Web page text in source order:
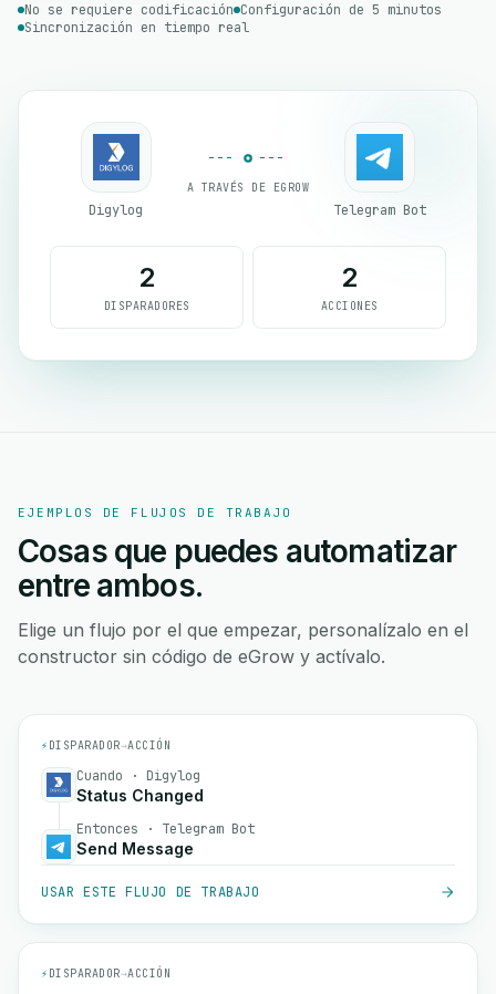
No se requiere codificación Configuración de 5 minutos
Sincronización en tiempo real
Digylog
A TRAVÉS DE EGROW
Telegram Bot
2
DISPARADORES
2
ACCIONES
EJEMPLOS DE FLUJOS DE TRABAJO
Cosas que puedes automatizar
entre ambos.
Elige un flujo por el que empezar, personalízalo en el
constructor sin código de eGrow y actívalo.
⚡ DISPARADOR→ACCIÓN
Cuando · Digylog
Status Changed
Entonces · Telegram Bot
Send Message
USAR ESTE FLUJO DE TRABAJO
⚡ DISPARADOR→ACCIÓN